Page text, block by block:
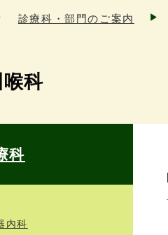
診療科・部門のご案内
科
科
内科